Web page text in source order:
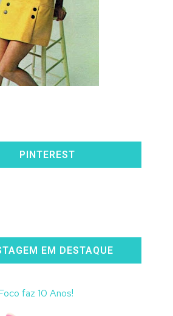
PINTEREST
EM DESTAQUE
faz 10 Anos!